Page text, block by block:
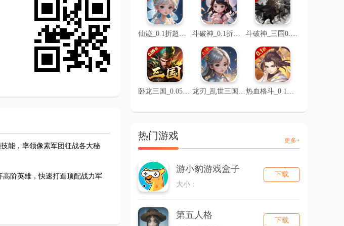
能，率领像素军团征战各大秘
阶英雄，快速打造顶配战力军
仙迹_0.1折超级折扣 斗破神_0.1折仙帝之路 斗破神_三国0.05折文字
卧龙三国_0.05折乱世争锋 龙刃_乱世三国0.1折 热血格斗_0.1折魔化三国
热门游戏 更多+
游小豹游戏盒子
大小：
下载
第五人格
下载